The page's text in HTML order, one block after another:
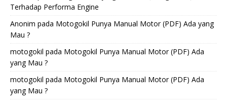
Terhadap Performa Engine
Anonim pada Motogokil Punya Manual Motor (PDF) Ada yang
Mau ?
motogokil pada Motogokil Punya Manual Motor (PDF) Ada
yang Mau ?
motogokil pada Motogokil Punya Manual Motor (PDF) Ada
yang Mau ?